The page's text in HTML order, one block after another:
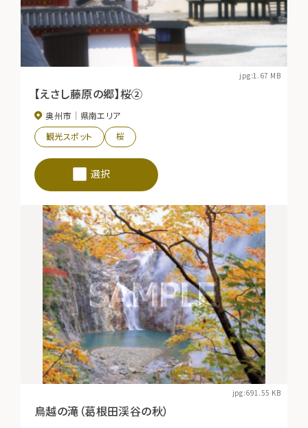
jpg:1.67 MB
【えさし藤原の郷】桜②
奥州市
県南エリア
観光スポット
桜
選択
jpg:691.55 KB
鳥越の滝（葛根田渓谷の秋）